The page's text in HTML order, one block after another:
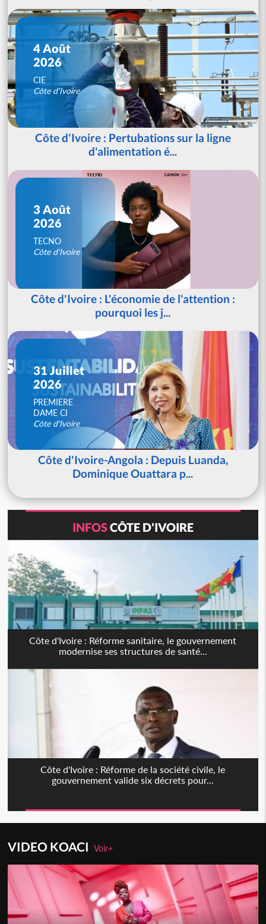
4 Août
2026
CIE
Côte d'Ivoire
Côte d'Ivoire : Pertubations sur la ligne
d'alimentation é...
3 Août
2026
TECNO
Côte d'Ivoire
Côte d'Ivoire : L'économie de l'attention :
pourquoi les j...
31 Juillet
2026
PREMIERE
DAME CI
Côte d'Ivoire
Côte d'Ivoire-Angola : Depuis Luanda,
Dominique Ouattara p...
INFOSCÔTE D'IVOIRE
Côte d'Ivoire : Réforme sanitaire, le gouvernement
modernise ses structures de santé...
Côte d'Ivoire : Réforme de la société civile, le
gouvernement valide six décrets pour...
VIDEO KOACIVoir+